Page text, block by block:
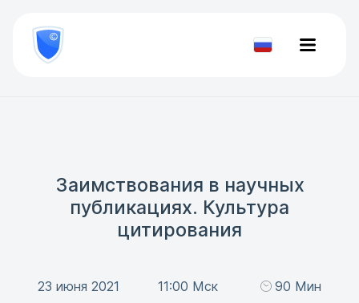
800
777-
81-Проверить
Заимствования в научных
публикациях. Культура
цитирования
23 июня 2021 11:00 Мск 90 Мин